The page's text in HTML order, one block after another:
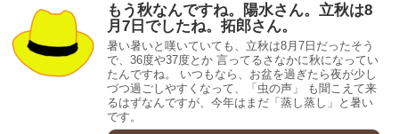
もう秋なんですね。陽水さん。立秋は8
月7日でしたね。拓郎さん。
暑い暑いと嘆いていても、立秋は8月7日だったそう
で、36度や37度とか 言ってるさなかに秋になってい
たんですね。 いつもなら、お盆を過ぎたら夜が少し
づつ過ごしやすくなって、「虫の声」 も聞こえて来
るはずなんですが、今年はまだ「蒸し蒸し」と暑い
です。